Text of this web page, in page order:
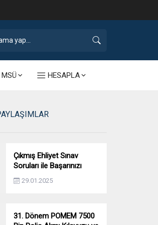
MSÜ HESAPLA
Çıkmış Ehliyet Sınav
Soruları ile Başarınızı
Artırın!
29.01.2025
31. Dönem POMEM 7500